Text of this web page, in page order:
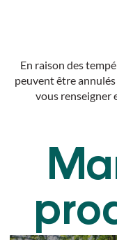
En raison des
peuvent être
vous renseigner